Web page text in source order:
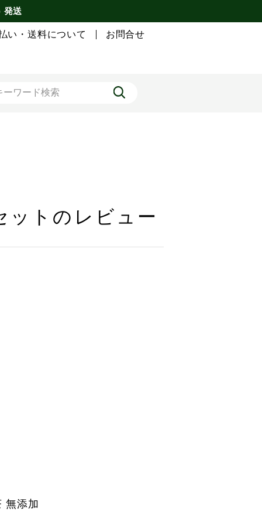
発送
い・送料について お問合せ
ットのレビュー
無添加